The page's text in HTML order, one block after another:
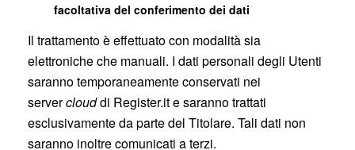
facoltativa del conferimento dei dati
Il trattamento è effettuato con modalità sia
elettroniche che manuali. I dati personali degli Utenti
saranno temporaneamente conservati nei
serverclouddi Register.it e saranno trattati
esclusivamente da parte del Titolare. Tali dati non
saranno inoltre comunicati a terzi.